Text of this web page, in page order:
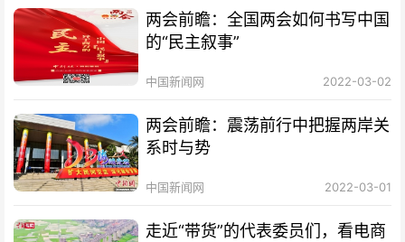
两会前瞻：全国两会如何书写中国
的“民主叙事”
中国新闻网 2022-03-02
两会前瞻：震荡前行中把握两岸关
系时与势
中国新闻网 2022-03-01
走近“带货”的代表委员们，看电商